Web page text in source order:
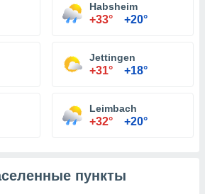
Habsheim
+33° +20°
Jettingen
+31° +18°
Leimbach
+32° +20°
пункты